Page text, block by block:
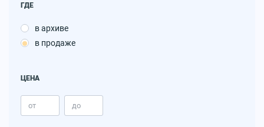
ГДЕ
в архиве
в продаже
ЦЕНА